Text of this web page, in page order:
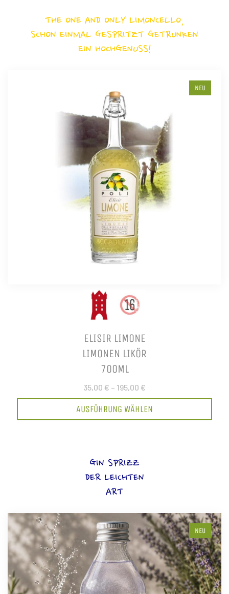
THE ONE AND ONLY LIMONCELLO,
SCHON EINMAL GESPRITZT GETRUNKEN
EIN HOCHGENUSS!
NEU
ELISIR LIMONE
LIMONEN LIKÖR
700ML
35,00 € – 195,00 €
AUSFÜHRUNG WÄHLEN
GIN SPRIZZ
DER LEICHTEN
ART
NEU